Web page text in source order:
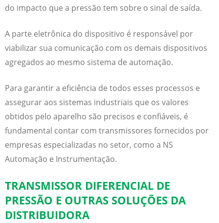
do impacto que a pressão tem sobre o sinal de saída.
A parte eletrônica do dispositivo é responsável por
viabilizar sua comunicação com os demais dispositivos
agregados ao mesmo sistema de automação.
Para garantir a eficiência de todos esses processos e
assegurar aos sistemas industriais que os valores
obtidos pelo aparelho são precisos e confiáveis, é
fundamental contar com transmissores fornecidos por
empresas especializadas no setor, como a NS
Automação e Instrumentação.
TRANSMISSOR DIFERENCIAL DE
PRESSÃO E OUTRAS SOLUÇÕES DA
DISTRIBUIDORA